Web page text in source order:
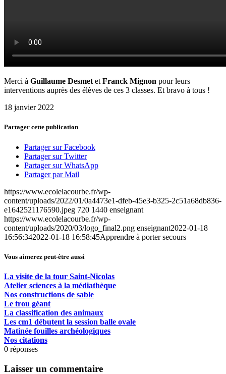
Merci à Guillaume Desmet et Franck Mignon pour leurs
interventions auprès des élèves de ces 3 classes. Et bravo à tous !
18 janvier 2022
Partager cette publication
Partager sur Facebook
Partager sur Twitter
Partager sur WhatsApp
Partager par Mail
https://www.ecolelacourbe.fr/wp-
content/uploads/2022/01/0a4473e1-dfeb-45e3-b325-2c51a68db836-
e1642521176590.jpeg 720 1440 enseignant
https://www.ecolelacourbe.fr/wp-
content/uploads/2020/03/logo_final2.png enseignant2022-01-18
16:56:342022-01-18 16:58:45Apprendre à porter secours
Vous aimerez peut-être aussi
La visite de la tour Saint-Nicolas
Atelier sciences à la médiathèque
Nos constructions de sable
Le trou géant
La classification des animaux
Les cm1 débutent la session balle ovale
Matinée fouilles archéologiques
Nos citations
0 réponses
Laisser un commentaire